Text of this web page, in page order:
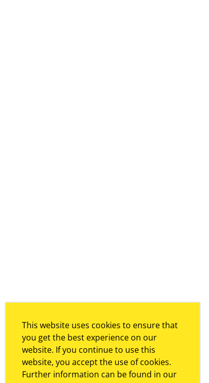
This website uses cookies to ensure that
you get the best experience on our
website. If you continue to use this
website, you accept the use of cookies.
Further information can be found in our